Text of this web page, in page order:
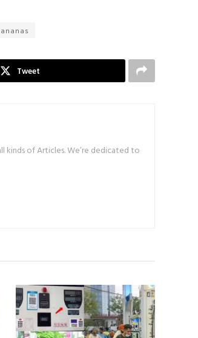
Tweet
kinds of Articles. We’re dedicated to